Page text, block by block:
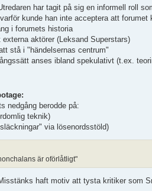
har tagit på sig en informell roll
kunde han inte acceptera att forumet
i forumets historia
aktörer (Leksand Superstars)
stå i "händelsernas centrum"
anses ibland spekulativt (t.ex.
nedgång berodde på:
teknik)
via lösenordsstöld)
är oförlåtligt"
haft motiv att tysta kritiker som